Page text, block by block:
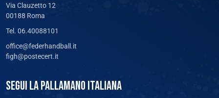
Via Clauzetto 12
00188 Roma
Tel. 06.40088101
office@federhandball.it
figh@postecert.it
SEGUI LA PALLAMANO ITALIANA